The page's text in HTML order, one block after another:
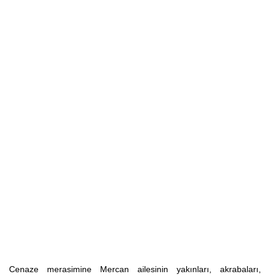
Cenaze merasimine Mercan ailesinin yakınları, akrabaları,